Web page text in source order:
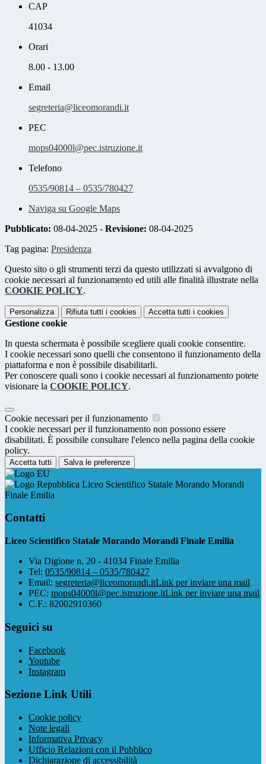
CAP
41034
Orari
8.00 - 13.00
Email
segreteria@liceomorandi.it
PEC
mops04000l@pec.istruzione.it
Telefono
0535/90814 – 0535/780427
Naviga su Google Maps
Pubblicato: 08-04-2025 - Revisione: 08-04-2025
Tag pagina: Presidenza
Questo sito o gli strumenti terzi da questo utilizzati si avvalgono di
cookie necessari al funzionamento ed utili alle finalità illustrate nella
COOKIE POLICY.
Personalizza Rifiuta tutti i cookies Accetta tutti i cookies
Gestione cookie
In questa schermata è possibile scegliere quali cookie consentire.
I cookie necessari sono quelli che consentono il funzionamento della
piattaforma e non è possibile disabilitarli.
Per conoscere quali sono i cookie necessari al funzionamento potete
visionare la COOKIE POLICY.
Cookie necessari per il funzionamento
I cookie necessari per il funzionamento non possono essere
disabilitati. È possibile consultare l'elenco nella pagina della cookie
policy.
Accetta tutti Salva le preferenze
Liceo Scientifico Statale Morando Morandi
Finale Emilia
Contatti
Liceo Scientifico Statale Morando Morandi Finale Emilia
Via Digione n. 20 - 41034 Finale Emilia
Tel: 0535/90814 – 0535/780427
Email: segreteria@liceomorandi.itLink per inviare una mail
PEC: mops04000l@pec.istruzione.itLink per inviare una mail
C.F.: 82002910360
Seguici su
Facebook
Youtube
Instagram
Sezione Link Utili
Cookie policy
Note legali
Informativa Privacy
Ufficio Relazioni con il Pubblico
Dichiarazione di accessibilità